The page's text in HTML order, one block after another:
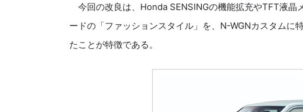
今回の改良は、Honda SENSINGの機能拡充やTFT液晶
ードの「ファッションスタイル」を、N-WGNカスタムに
たことが特徴である。